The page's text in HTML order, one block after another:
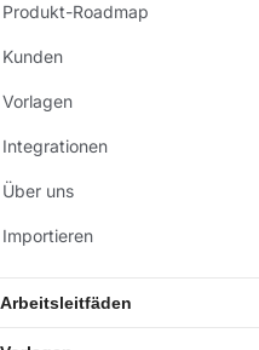
Produkt-Roadmap
Kunden
Vorlagen
Integrationen
Über uns
Importieren
Arbeitsleitfäden